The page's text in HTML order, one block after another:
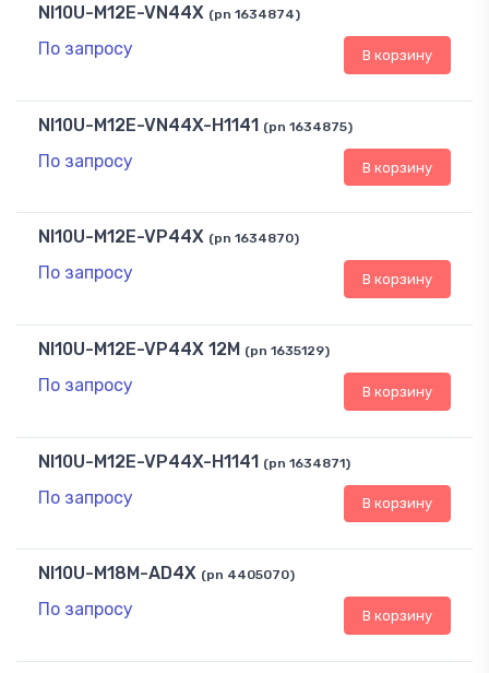
NI10U-M12E-VN44X (pn 1634874)
По запросу В корзину
NI10U-M12E-VN44X-H1141 (pn 1634875)
По запросу В корзину
NI10U-M12E-VP44X (pn 1634870)
По запросу В корзину
NI10U-M12E-VP44X 12M (pn 1635129)
По запросу В корзину
NI10U-M12E-VP44X-H1141 (pn 1634871)
По запросу В корзину
NI10U-M18M-AD4X (pn 4405070)
По запросу В корзину